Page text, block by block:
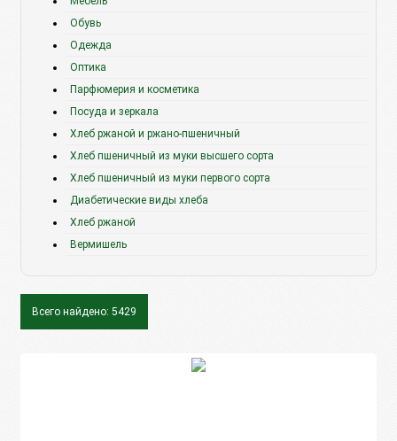
Обувь
Одежда
Оптика
Парфюмерия и косметика
Посуда и зеркала
Хлеб ржаной и ржано-пшеничный
Хлеб пшеничный из муки высшего сорта
Хлеб пшеничный из муки первого сорта
Диабетические виды хлеба
Хлеб ржаной
Вермишель
Всего найдено: 5429